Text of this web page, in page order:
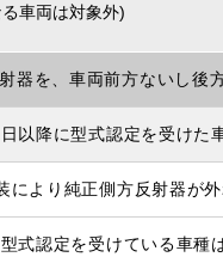
車両は対象外)
器を、車両前方ないし後
以降に型式認定を受けた
により純正側方反射器が
式認定を受けている車種